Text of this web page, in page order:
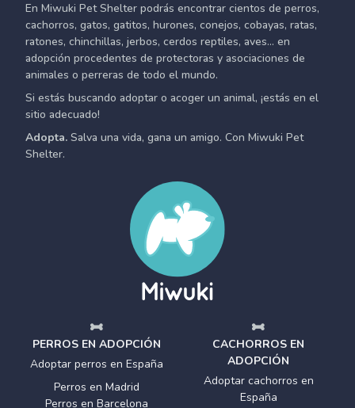
En Miwuki Pet Shelter podrás encontrar cientos de perros,
cachorros, gatos, gatitos, hurones, conejos, cobayas, ratas,
ratones, chinchillas, jerbos, cerdos reptiles, aves... en
adopción procedentes de protectoras y asociaciones de
animales o perreras de todo el mundo.
Si estás buscando adoptar o acoger un animal, ¡estás en el
sitio adecuado!
Adopta. Salva una vida, gana un amigo. Con Miwuki Pet
Shelter.
PERROS EN ADOPCIÓN
Adoptar perros en España
Perros en Madrid
Perros en Barcelona
CACHORROS EN
ADOPCIÓN
Adoptar cachorros en
España